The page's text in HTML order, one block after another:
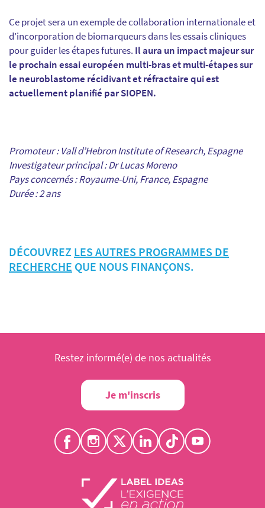
Ce projet sera un exemple de collaboration internationale et
d’incorporation de biomarqueurs dans les essais cliniques
pour guider les étapes futures. Il aura un impact majeur sur
le prochain essai européen multi-bras et multi-étapes sur
le neuroblastome récidivant et réfractaire qui est
actuellement planifié par SIOPEN.
Promoteur : Vall d’Hebron Institute of Research, Espagne
Investigateur principal : Dr Lucas Moreno
Pays concernés : Royaume-Uni, France, Espagne
Durée : 2 ans
DÉCOUVREZ LES AUTRES PROGRAMMES DE
RECHERCHE QUE NOUS FINANÇONS.
Restez informé(e) de nos actualités
Je m'inscris